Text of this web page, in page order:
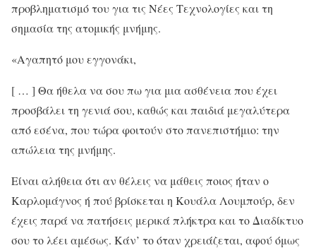
προβληματισμό του για τις Νέες Τεχνολογίες και τη
σημασία της ατομικής μνήμης.
«Αγαπητό μου εγγονάκι,
[ … ] Θα ήθελα να σου πω για μια ασθένεια που έχει
προσβάλει τη γενιά σου, καθώς και παιδιά μεγαλύτερα
από εσένα, που τώρα φοιτούν στο πανεπιστήμιο: την
απώλεια της μνήμης.
Είναι αλήθεια ότι αν θέλεις να μάθεις ποιος ήταν ο
Καρλομάγνος ή πού βρίσκεται η Κουάλα Λουμπούρ, δεν
έχεις παρά να πατήσεις μερικά πλήκτρα και το Διαδίκτυο
σου το λέει αμέσως. Κάν’ το όταν χρειάζεται, αφού όμως